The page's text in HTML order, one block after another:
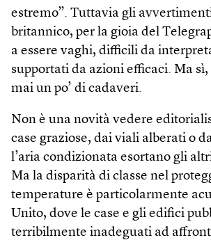
estremo”. Tuttavia gli
britannico, per la gioia del
a essere vaghi, difficili da
supportati da azioni efficaci. Ma
mai un po’ di cadaveri.
Non è una novità vedere
case graziose, dai viali alberati o
l’aria condizionata esortano gli
Ma la disparità di classe nel
temperature è particolarmente
Unito, dove le case e gli edifici
terribilmente inadeguati ad